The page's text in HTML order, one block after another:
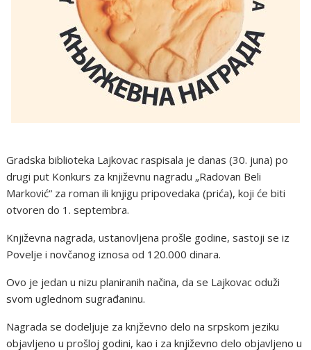
Gradska biblioteka Lajkovac raspisala je danas (30. juna) po
drugi put Konkurs za književnu nagradu „Radovan Beli
Marković“ za roman ili knjigu pripovedaka (prića), koji će biti
otvoren do 1. septembra.
Književna nagrada, ustanovljena prošle godine, sastoji se iz
Povelje i novčanog iznosa od 120.000 dinara.
Ovo je jedan u nizu planiranih načina, da se Lajkovac oduži
svom uglednom sugrađaninu.
Nagrada se dodeljuje za knjževno delo na srpskom jeziku
objavljeno u prošloj godini, kao i za književno delo objavljeno u